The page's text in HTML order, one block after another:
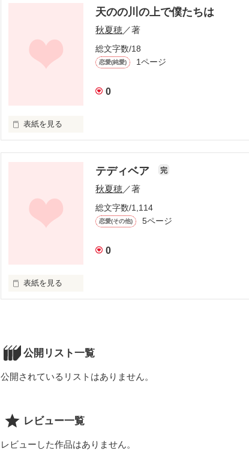
私自身は精一杯
頑張ってるつもり。
天のの川の上で僕たちは
秋夏穂／著
総文字数/18
恋愛(純愛) 1ページ
0
表紙を見る
たくさんの人が住んでいると言う。
天の川と呼ぶそうだ。
天のの神様と一人娘の織姫と言う
テディベア 完
秋夏穂／著
総文字数/1,114
恋愛(その他) 5ページ
0
表紙を見る
お前が苺より大好きな
キッカケのテディベア
公開リスト一覧
公開されているリストはありません。
レビュー一覧
レビューした作品はありません。